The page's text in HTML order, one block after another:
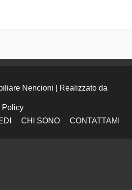
Nencioni | Realizzato da
Policy
CHI SONO CONTATTAMI